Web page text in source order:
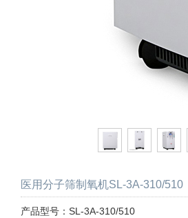
医用分子筛制氧机SL-3A-310/510
产品型号：SL-3A-310/510